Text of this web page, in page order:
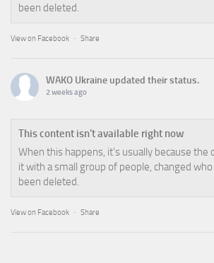
been deleted.
View on Facebook · Share
WAKO Ukraine updated their status.
2 weeks ago
This content isn't available right now
When this happens, it's usually because the
it with a small group of people, changed
been deleted.
View on Facebook · Share